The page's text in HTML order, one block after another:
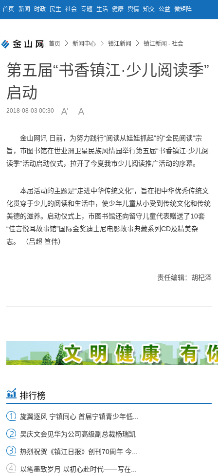
首页 新闻 时政 民生 社会 专题 生活 健康 舆情 知交 公益 微矩阵
首页 新闻中心 镇江新闻 镇江新闻 - 社会
第五届“书香镇江·少儿阅读季”
启动
2018-08-03 00:30
金山网讯 日前，为努力践行“阅读从娃娃抓起”的“全民阅读”宗
旨，市图书馆在世业洲卫星民族风情园举行第五届“书香镇江·少儿阅
读季”活动启动仪式，拉开了今夏我市少儿阅读推广活动的序幕。
本届活动的主题是“走进中华传统文化”，旨在把中华优秀传统文
化贯穿于少儿的阅读和生活中，使少年儿童从小受到传统文化和传统
美德的滋养。启动仪式上，市图书馆还向留守儿童代表赠送了10套
“佳言悦耳故事馆”国际金奖迪士尼电影故事典藏系列CD及精美杂
志。 （吕超 笪伟）
责任编辑：胡杞泽
排行榜
旋翼逐风 宁镇同心 首届宁镇青少年低...
吴庆文会见华为公司高级副总裁杨瑞凯
热烈祝贺《镇江日报》创刊70周年 今...
以笔墨致岁月 以初心赴时代——写在...